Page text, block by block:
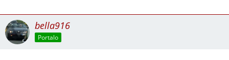
bella916
Portalo